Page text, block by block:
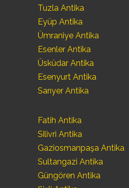
Tuzla Antika
Eyüp Antika
Ümraniye Antika
Esenler Antika
Üsküdar Antika
Esenyurt Antika
Sarıyer Antika
Fatih Antika
Silivri Antika
Gaziosmanpaşa Antika
Sultangazi Antika
Güngören Antika